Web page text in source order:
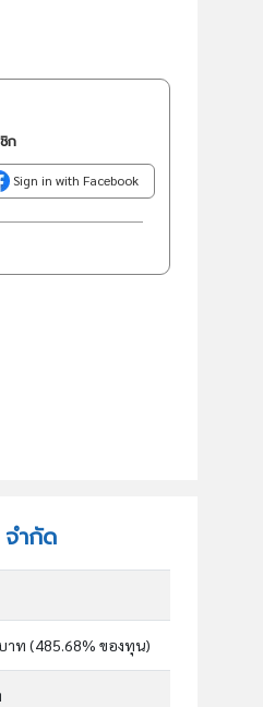
ก
Sign in with Facebook
ำกัด
าท (485.68% ของทุน)